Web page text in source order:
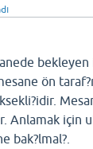
ön
Anlamak için
bak?lmal?.